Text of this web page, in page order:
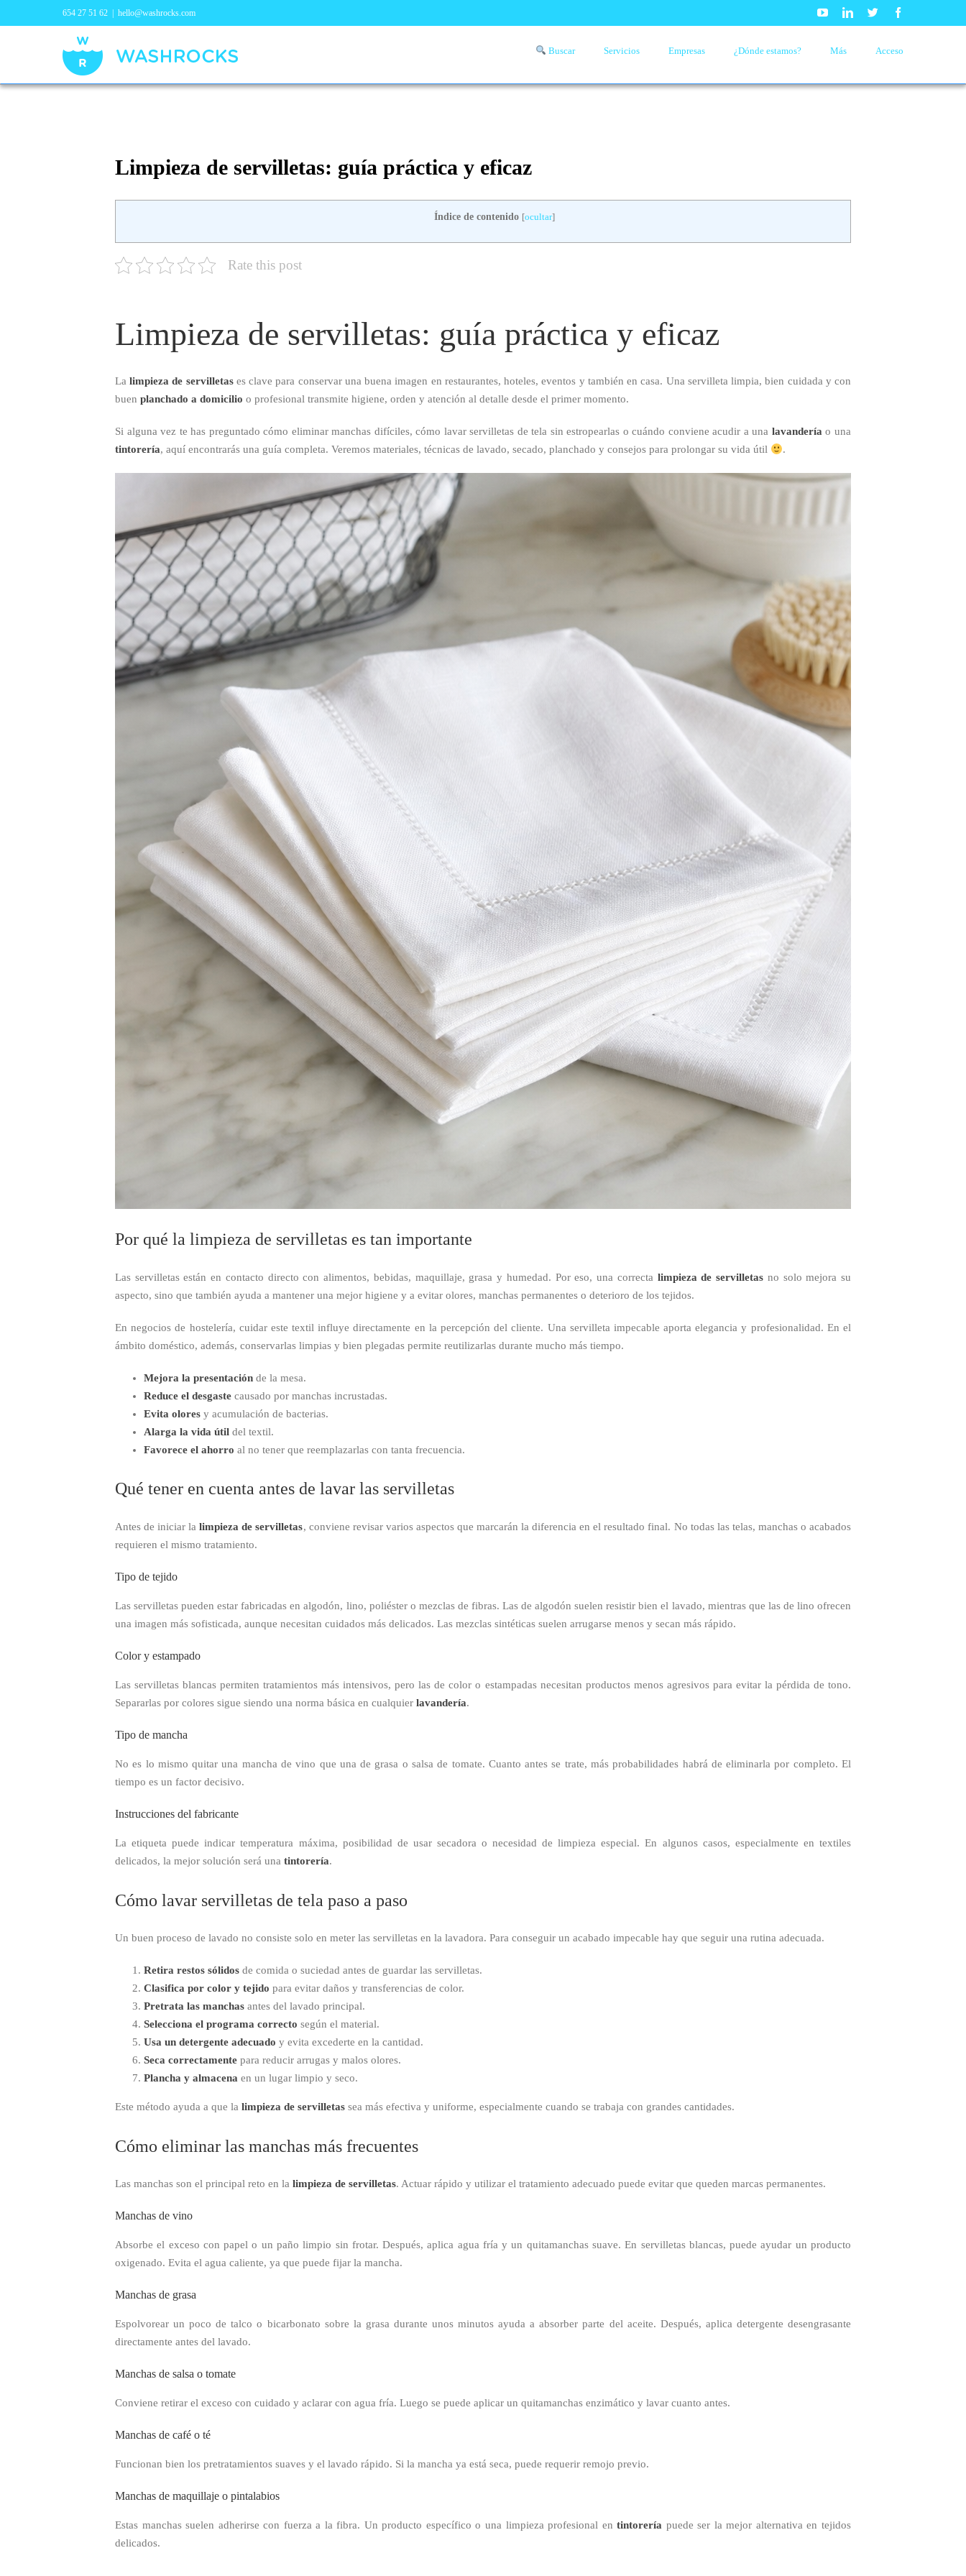
654 27 51 62 | hello@washrocks.com YoutubeLinkedinTwitter
Buscar Servicios Empresas ¿Dónde estamos? Más Acceso
Limpieza de servilletas: guía práctica y eficaz
Índice de contenido [ocultar]
Rate this post
Limpieza de servilletas: guía práctica y eficaz
Lalimpieza de servilletases clave para conservar una buena imagen en restaurantes, hoteles, eventos y también en casa. Una servilleta limpia, bien cuidada y con
buen planchado a domicilio o profesional transmite higiene, orden y atención al detalle desde el primer momento.
Si alguna vez te has preguntado cómo eliminar manchas difíciles, cómo lavar servilletas de tela sin estropearlas o cuándo conviene acudir a una lavanderíao una
tintorería, aquí encontrarás una guía completa. Veremos materiales, técnicas de lavado, secado, planchado y consejos para prolongar su vida útil .
Por qué la limpieza de servilletas es tan importante
Las servilletas están en contacto directo con alimentos, bebidas, maquillaje, grasa y humedad. Por eso, una correcta limpieza de servilletas no solo mejora su
aspecto, sino que también ayuda a mantener una mejor higiene y a evitar olores, manchas permanentes o deterioro de los tejidos.
En negocios de hostelería, cuidar este textil influye directamente en la percepción del cliente. Una servilleta impecable aporta elegancia y profesionalidad. En el
ámbito doméstico, además, conservarlas limpias y bien plegadas permite reutilizarlas durante mucho más tiempo.
Mejora la presentación de la mesa.
Reduce el desgaste causado por manchas incrustadas.
Evita olores y acumulación de bacterias.
Alarga la vida útil del textil.
Favorece el ahorro al no tener que reemplazarlas con tanta frecuencia.
Qué tener en cuenta antes de lavar las servilletas
Antes de iniciar lalimpieza de servilletas, conviene revisar varios aspectos que marcarán la diferencia en el resultado final. No todas las telas, manchas o acabados
requieren el mismo tratamiento.
Tipo de tejido
Las servilletas pueden estar fabricadas en algodón, lino, poliéster o mezclas de fibras. Las de algodón suelen resistir bien el lavado, mientras que las de lino ofrecen
una imagen más sofisticada, aunque necesitan cuidados más delicados. Las mezclas sintéticas suelen arrugarse menos y secan más rápido.
Color y estampado
Las servilletas blancas permiten tratamientos más intensivos, pero las de color o estampadas necesitan productos menos agresivos para evitar la pérdida de tono.
Separarlas por colores sigue siendo una norma básica en cualquier lavandería.
Tipo de mancha
No es lo mismo quitar una mancha de vino que una de grasa o salsa de tomate. Cuanto antes se trate, más probabilidades habrá de eliminarla por completo. El
tiempo es un factor decisivo.
Instrucciones del fabricante
La etiqueta puede indicar temperatura máxima, posibilidad de usar secadora o necesidad de limpieza especial. En algunos casos, especialmente en textiles
delicados, la mejor solución será una tintorería.
Cómo lavar servilletas de tela paso a paso
Un buen proceso de lavado no consiste solo en meter las servilletas en la lavadora. Para conseguir un acabado impecable hay que seguir una rutina adecuada.
Retira restos sólidos de comida o suciedad antes de guardar las servilletas.
Clasifica por color y tejido para evitar daños y transferencias de color.
Pretrata las manchas antes del lavado principal.
Selecciona el programa correcto según el material.
Usa un detergente adecuado y evita excederte en la cantidad.
Seca correctamente para reducir arrugas y malos olores.
Plancha y almacena en un lugar limpio y seco.
Este método ayuda a que la limpieza de servilletas sea más efectiva y uniforme, especialmente cuando se trabaja con grandes cantidades.
Cómo eliminar las manchas más frecuentes
Las manchas son el principal reto en la limpieza de servilletas. Actuar rápido y utilizar el tratamiento adecuado puede evitar que queden marcas permanentes.
Manchas de vino
Absorbe el exceso con papel o un paño limpio sin frotar. Después, aplica agua fría y un quitamanchas suave. En servilletas blancas, puede ayudar un producto
oxigenado. Evita el agua caliente, ya que puede fijar la mancha.
Manchas de grasa
Espolvorear un poco de talco o bicarbonato sobre la grasa durante unos minutos ayuda a absorber parte del aceite. Después, aplica detergente desengrasante
directamente antes del lavado.
Manchas de salsa o tomate
Conviene retirar el exceso con cuidado y aclarar con agua fría. Luego se puede aplicar un quitamanchas enzimático y lavar cuanto antes.
Manchas de café o té
Funcionan bien los pretratamientos suaves y el lavado rápido. Si la mancha ya está seca, puede requerir remojo previo.
Manchas de maquillaje o pintalabios
Estas manchas suelen adherirse con fuerza a la fibra. Un producto específico o una limpieza profesional entintorería puede ser la mejor alternativa en tejidos
delicados.